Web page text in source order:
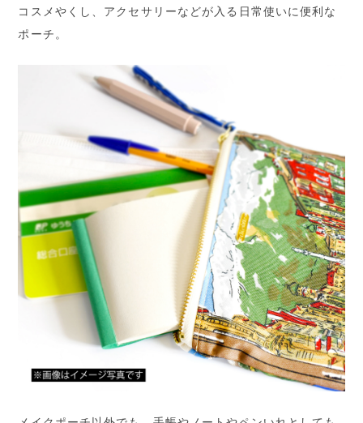
コスメやくし、アクセサリーなどが入る日常使いに便利な
ポーチ。